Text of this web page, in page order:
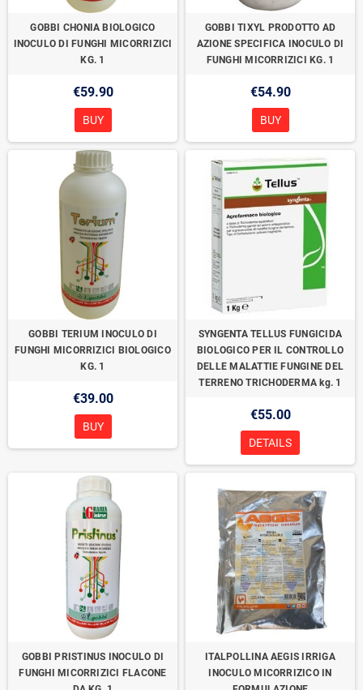
GOBBI CHONIA BIOLOGICO
INOCULO DI FUNGHI MICORRIZICI
KG. 1
€59.90
BUY
GOBBI TIXYL PRODOTTO AD
AZIONE SPECIFICA INOCULO DI
FUNGHI MICORRIZICI KG. 1
€54.90
BUY
GOBBI TERIUM INOCULO DI
FUNGHI MICORRIZICI BIOLOGICO
KG. 1
€39.00
BUY
SYNGENTA TELLUS FUNGICIDA
BIOLOGICO PER IL CONTROLLO
DELLE MALATTIE FUNGINE DEL
TERRENO TRICHODERMA kg. 1
€55.00
DETAILS
GOBBI PRISTINUS INOCULO DI
FUNGHI MICORRIZICI FLACONE
ITALPOLLINA AEGIS IRRIGA
INOCULO MICORRIZICO IN